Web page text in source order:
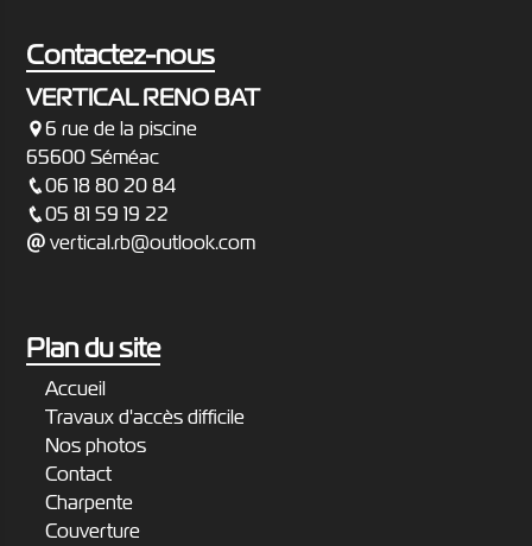
Contactez-nous
VERTICAL RENO BAT
6 rue de la piscine
65600 Séméac
06 18 80 20 84
05 81 59 19 22
vertical.rb@outlook.com
Plan du site
Accueil
Travaux d'accès difficile
Nos photos
Contact
Charpente
Couverture